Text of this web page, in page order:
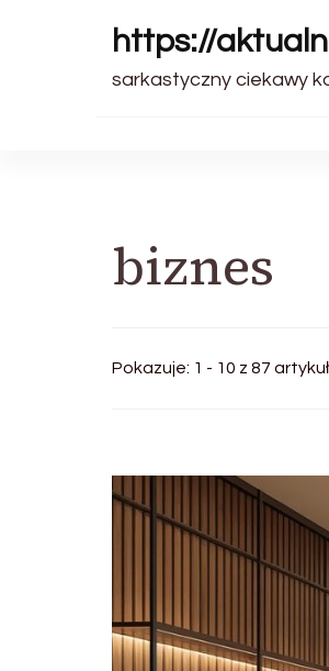
https://
sarkastyczny ciekawy
biznes
Pokazuje: 1 - 10 z 87